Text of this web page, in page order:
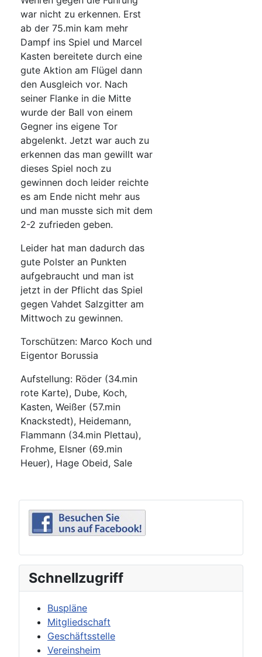
war nicht zu erkennen. Erst
ab der 75.min kam mehr
Dampf ins Spiel und Marcel
Kasten bereitete durch eine
gute Aktion am Flügel dann
den Ausgleich vor. Nach
seiner Flanke in die Mitte
wurde der Ball von einem
Gegner ins eigene Tor
abgelenkt. Jetzt war auch zu
erkennen das man gewillt war
dieses Spiel noch zu
gewinnen doch leider reichte
es am Ende nicht mehr aus
und man musste sich mit dem
2-2 zufrieden geben.
Leider hat man dadurch das
gute Polster an Punkten
aufgebraucht und man ist
jetzt in der Pflicht das Spiel
gegen Vahdet Salzgitter am
Mittwoch zu gewinnen.
Torschützen: Marco Koch und
Eigentor Borussia
Aufstellung: Röder (34.min
rote Karte), Dube, Koch,
Kasten, Weißer (57.min
Knackstedt), Heidemann,
Flammann (34.min Plettau),
Frohme, Elsner (69.min
Heuer), Hage Obeid, Sale
Schnellzugriff
Buspläne
Mitgliedschaft
Geschäftsstelle
Vereinsheim